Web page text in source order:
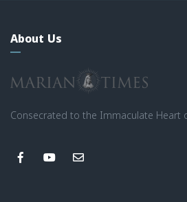
About Us
Consecrated to the Immaculate Heart